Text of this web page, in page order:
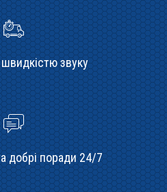
звуку
добрі поради 24/7